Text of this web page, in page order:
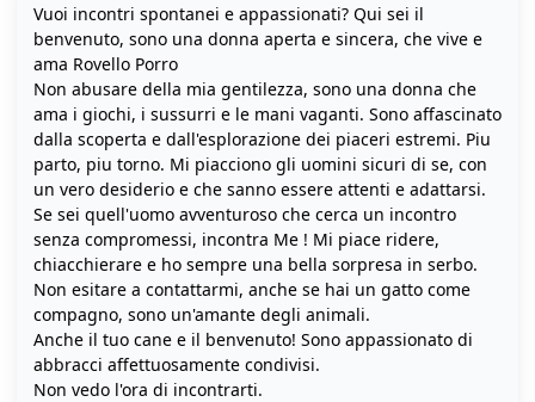
Vuoi incontri spontanei e appassionati? Qui sei il
benvenuto, sono una donna aperta e sincera, che vive e
ama Rovello Porro
Non abusare della mia gentilezza, sono una donna che
ama i giochi, i sussurri e le mani vaganti. Sono affascinato
dalla scoperta e dall'esplorazione dei piaceri estremi. Piu
parto, piu torno. Mi piacciono gli uomini sicuri di se, con
un vero desiderio e che sanno essere attenti e adattarsi.
Se sei quell'uomo avventuroso che cerca un incontro
senza compromessi, incontra Me ! Mi piace ridere,
chiacchierare e ho sempre una bella sorpresa in serbo.
Non esitare a contattarmi, anche se hai un gatto come
compagno, sono un'amante degli animali.
Anche il tuo cane e il benvenuto! Sono appassionato di
abbracci affettuosamente condivisi.
Non vedo l'ora di incontrarti.